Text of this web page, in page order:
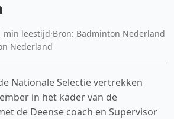
min leestijd·Bron: Badminton Nederland
Nederland
Nationale Selectie vertrekken
in het kader van de
de Deense coach en Supervisor